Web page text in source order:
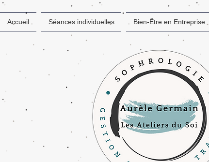
Accueil Séances individuelles Bien-Être en Entreprise